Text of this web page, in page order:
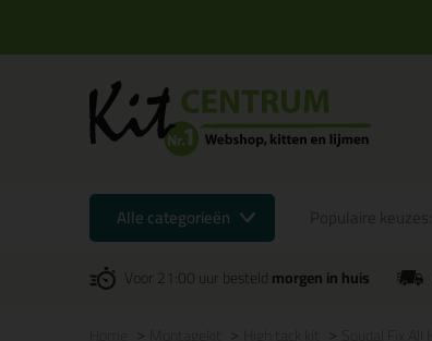
Alle categorieën
Voor 21:00 uur besteldmorgen in huis